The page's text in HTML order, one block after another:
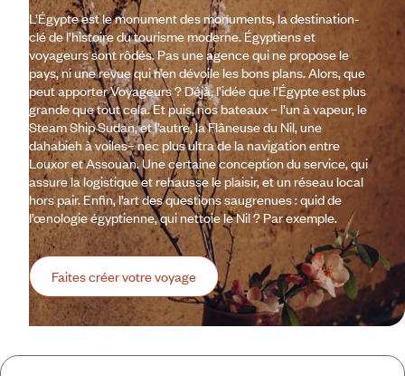
L’Égypte est le monument des monuments, la destination-
clé de l’histoire du tourisme moderne. Égyptiens et
voyageurs sont rôdés. Pas une agence qui ne propose le
pays, ni une revue qui n’en dévoile les bons plans. Alors, que
peut apporter Voyageurs ? Déjà, l’idée que l’Égypte est plus
grande que tout cela. Et puis, nos bateaux – l’un à vapeur, le
Steam Ship Sudan, et l’autre, la Flâneuse du Nil, une
dahabieh à voiles– nec plus ultra de la navigation entre
Louxor et Assouan. Une certaine conception du service, qui
assure la logistique et rehausse le plaisir, et un réseau local
hors pair. Enfin, l’art des questions saugrenues : quid de
l’œnologie égyptienne, qui nettoie le Nil ? Par exemple.
Faites créer votre voyage